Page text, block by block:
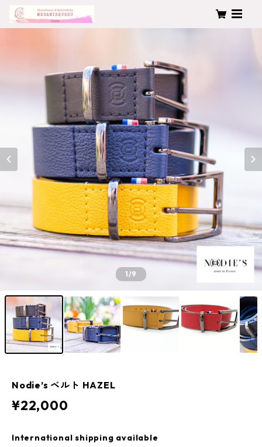
1/9
Nodie’s ベルト HAZEL
¥22,000
International shipping available